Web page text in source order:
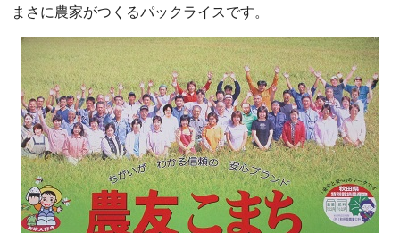
まさに農家がつくるパックライスです。